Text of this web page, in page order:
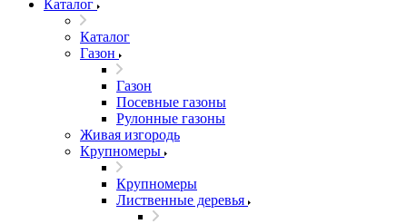
Каталог
Каталог
Газон
Газон
Посевные газоны
Рулонные газоны
Живая изгородь
Крупномеры
Крупномеры
Лиственные деревья